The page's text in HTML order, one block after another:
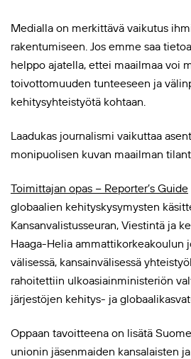
Medialla on merkittävä vaikutus
rakentumiseen. Jos emme saa
helppo ajatella, ettei maailmaa voi
toivottomuuden tunteeseen ja
kehitysyhteistyötä kohtaan.
Laadukas journalismi vaikuttaa
monipuolisen kuvan maailman
Toimittajan opas − Reporter’s Guide
globaalien kehityskysymysten
Kansanvalistusseuran, Viestintä ja
Haaga-Helia ammattikorkeakoulun
välisessä, kansainvälisessä
rahoitettiin ulkoasiainministeriön
järjestöjen kehitys- ja
Oppaan tavoitteena on lisätä
unionin jäsenmaiden kansalaisten